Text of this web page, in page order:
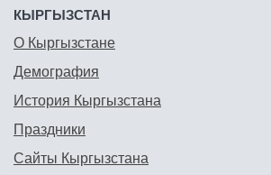
КЫРГЫЗСТАН
О Кыргызстане
Демография
История Кыргызстана
Праздники
Сайты Кыргызстана